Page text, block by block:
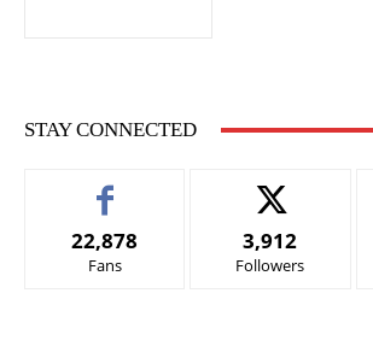
STAY CONNECTED
22,878
Fans
3,912
Followers